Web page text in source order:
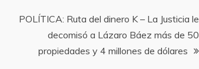
POLÍTICA: Ruta del dinero K – La Justicia le
decomisó a Lázaro Báez más de 50
propiedades y 4 millones de dólares